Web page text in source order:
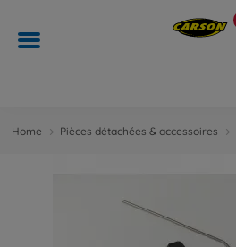
Home Pièces détachées & accessoires